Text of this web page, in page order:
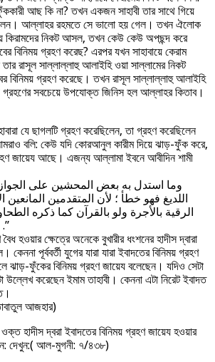
আছ কি না? তখন একজন সাহাবী তার সাথে গিয়ে
আল্লাহর রহমতে সে ভালো হয় গেল। তখন ঐলোক
কিরামদের নিকট আসল, তখন কেউ কেউ অপছন্দ করে
বিনিময় গ্রহণ করেছ? এরপর যখন সাহাবায়ে কেরাম
রাসূল সাল্লাল্লাহু আলাইহি ওয়া সাল্লামের নিকট
বিনিময় গ্রহণ করেছে। তখন রাসূল সাল্লাল্লাহু আলাইহি
গ্রহণের সবচেয়ে উপযোক্ত জিনিস হল আল্লাহর কিতাব।
যে ছাগলটি গ্রহণ করেছিলেন, তা গ্রহণ করেছিলেন
বলি: কেউ যদি কোরআনুল কারীম দিয়ে ঝাড়-ফুঁক করে,
জায়েয আছে। এজন্য আল্লামা ইবনে আবীদিন শামী
اللديغ فهو خطأ ؛ لأن المتقدمين المانعين
الرقية بالأجرة ولو بالقرآن كما ذكره
محضة بل من التداوي .”
হওয়ার ক্ষেত্রে অনেকে বুখারীর ধংশনের হাদীস দ্বারা
পূর্ববর্তী যুগের যারা যারা ইবাদতের বিনিময় গ্রহণ
ঝাড়-ফুঁকের বিনিময় গ্রহণ জায়েয বলেছেন। যদিও সেটা
করেছেন ইমাম তাহাবী। কেননা এটা নিরেট ইবাদত
আজহার)
হাদীস দ্বরা ইবাদতের বিনিময় গ্রহণ জায়েয হওয়ার
দেখুন:( আল-মুগনী: ৭/৪৩৮)